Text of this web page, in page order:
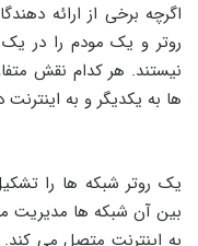
روتر و یک مودم را در یک
نیستند. هر کدام نقش
ها به یکدیگر و به اینترنت
یک روتر شبکه ها را
بین آن شبکه ها مدیریت